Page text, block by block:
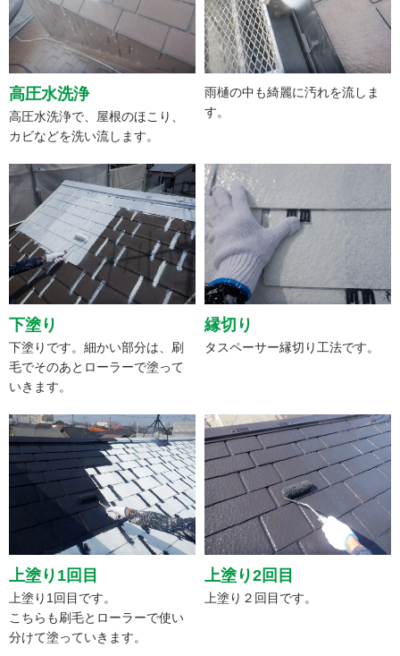
高圧水洗浄
高圧水洗浄で、屋根のほこり、
カビなどを洗い流します。
雨樋の中も綺麗に汚れを流しま
す。
下塗り
下塗りです。細かい部分は、刷
毛でそのあとローラーで塗って
いきます。
縁切り
タスペーサー縁切り工法です。
上塗り1回目
上塗り1回目です。
こちらも刷毛とローラーで使い
分けて塗っていきます。
上塗り2回目
上塗り２回目です。